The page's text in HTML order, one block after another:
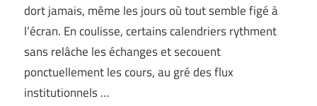
dort jamais, même les jours où tout semble figé à
l’écran. En coulisse, certains calendriers rythment
sans relâche les échanges et secouent
ponctuellement les cours, au gré des flux
institutionnels …